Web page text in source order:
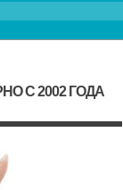
С 2002 ГОДА